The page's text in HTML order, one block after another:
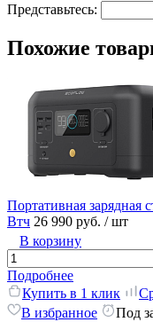
Представьтесь:
Похожие
Портативная зарядная
Втч 26 990 руб. / шт
В корзину
Подробнее
Купить в 1 клик
В избранное
Под